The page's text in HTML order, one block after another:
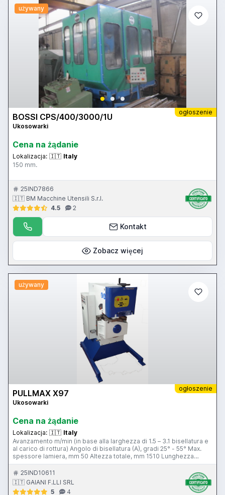
używany
ogłoszenie
BOSSI CPS/400/3000/1U
Ukosowarki
Cena na żądanie
Lokalizacja: 🇮🇹 Italy
150 mm.
25IND7866
🇮🇹 BM Macchine Utensili S.r.l.
4.5
2
Kontakt
Zobacz więcej
używany
ogłoszenie
PULLMAX X97
Ukosowarki
Cena na żądanie
Lokalizacja: 🇮🇹 Italy
Avanzamento m/min (in base alla larghezza di 1.5 – 3.1 bisellatura e
al carico di rottura) Angolo di bisellatura (A), gradi 25° - 55° Max.
spessore lamiera, mm 50 Altezza totale, mm 1510 Lunghezza
totale, mm 1360 Larghezza totale, mm 1110 Potenza motore, Kw
4/3 Livello rumore a pieno carico, dB (A) 65 Peso, Kg. 1300 Marchio
CE Macchina revisionata come NUOVA
25IND10611
🇮🇹 GAIANI F.LLI SRL
5
4